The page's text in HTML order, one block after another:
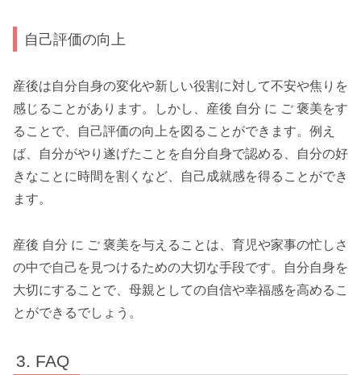
自己評価の向上
産後は自分自身の変化や新しい役割に対して不安や焦りを
感じることがあります。しかし、産後 自分 に ご 褒美をす
ることで、自己評価の向上を図ることができます。例え
ば、自分がやり遂げたことを自分自身で認める、自分の好
きなことに時間を割くなど、自己成就感を得ることができ
ます。
産後 自分 に ご 褒美を与えることは、育児や家事の忙しさ
の中で自己を見つけるための大切な手段です。自分自身を
大切にすることで、母親としての自信や幸福感を高めるこ
とができるでしょう。
FAQ